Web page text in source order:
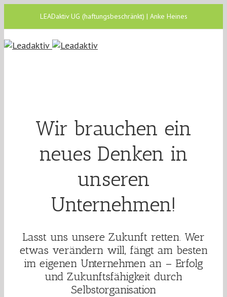
LEADaktiv UG (haftungsbeschränkt) | Anke Heines
Wir brauchen ein
neues Denken in
unseren
Unternehmen!
Lasst uns unsere Zukunft retten. Wer
etwas verändern will, fängt am besten
im eigenen Unternehmen an – Erfolg
und Zukunftsfähigkeit durch
Selbstorganisation